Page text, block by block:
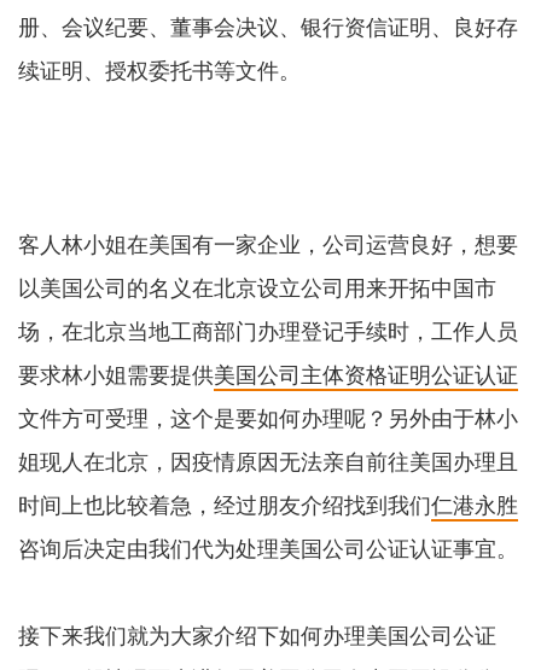
册、会议纪要、董事会决议、银行资信证明、良好存
续证明、授权委托书等文件。
客人林小姐在美国有一家企业，公司运营良好，想要
以美国公司的名义在北京设立公司用来开拓中国市
场，在北京当地工商部门办理登记手续时，工作人员
要求林小姐需要提供美国公司主体资格证明公证认证
文件方可受理，这个是要如何办理呢？另外由于林小
姐现人在北京，因疫情原因无法亲自前往美国办理且
时间上也比较着急，经过朋友介绍找到我们仁港永胜
咨询后决定由我们代为处理美国公司公证认证事宜。
接下来我们就为大家介绍下如何办理美国公司公证